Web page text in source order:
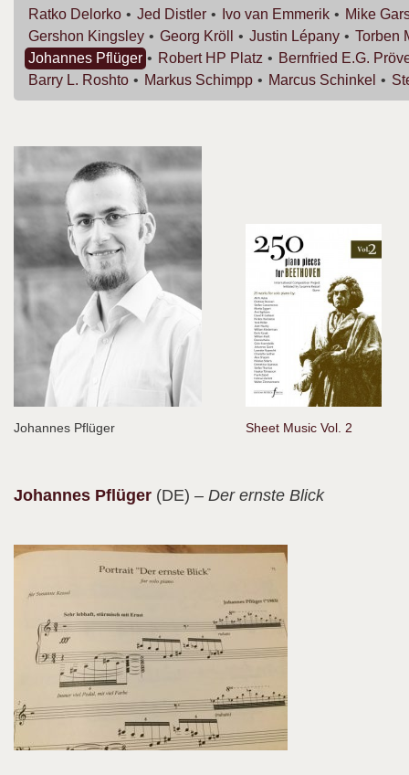
Ratko Delorko Jed Distler Ivo van Emmerik Mike
Gershon Kingsley Georg Kröll Justin Lépany Torben
Johannes Pflüger Robert HP Platz Bernfried E.G.
Barry L. Roshto Markus Schimpp Marcus Schinkel
Johannes Pflüger Sheet Music Vol. 2
Johannes Pflüger (DE) – Der ernste Blick